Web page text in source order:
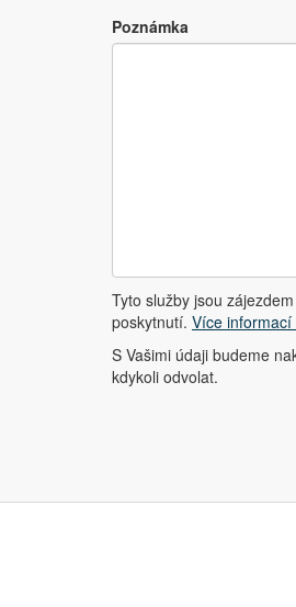
Poznámka
Tyto služby jsou
poskytnutí. Více
S Vašimi údaji budeme
kdykoli odvolat.